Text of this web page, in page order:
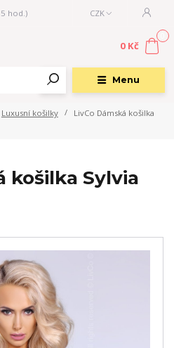
Menu
CZK
hod.)
0 Kč
Luxusní košilky
LivCo Dámská košilka
košilka Sylvia